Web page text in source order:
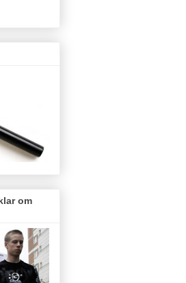
om